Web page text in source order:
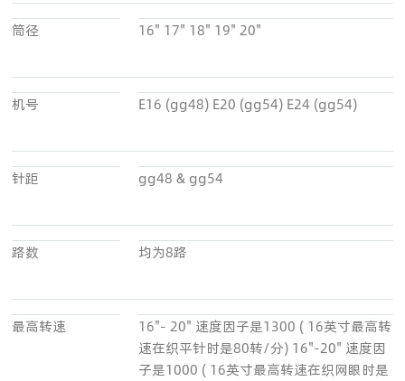
筒径 16" 17" 18" 19" 20"
机号 E16 (gg48) E20 (gg54) E24 (gg54)
针距 gg48 & gg54
路数 均为8路
最高转速
16"- 20" 速度因子是1300 ( 16英寸最高转
速在织平针时是80转/分) 16"-20" 速度因
子是1000 ( 16英寸最高转速在织网眼时是